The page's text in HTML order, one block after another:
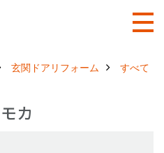
玄関ドアリフォーム すべて
カ